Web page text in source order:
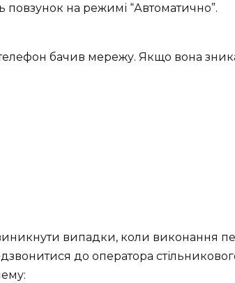
повзунок на режимі “Автоматично”.
бачив мережу. Якщо вона
випадки, коли виконання
до оператора